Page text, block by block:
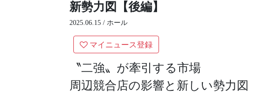
新勢力図【後編】
2025.06.15 / ホール
マイニュース登録
〝二強〟が牽引する市場
周辺競合店の影響と新しい勢力図